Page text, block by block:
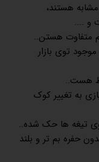
هستند،
و ....
متفاوت هستن..
توی بازار
هست..
به تغییر کوک
تیغه ها حک شده..
حفره بم تر و بلند